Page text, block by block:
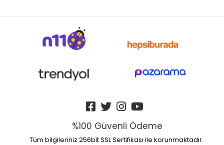
%100 Güvenli Ödeme
Tüm bilgileriniz 256bit SSL Sertifikası ile korunmaktadır.